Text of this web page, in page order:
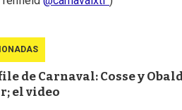
de Carnaval: Cosse y
el video